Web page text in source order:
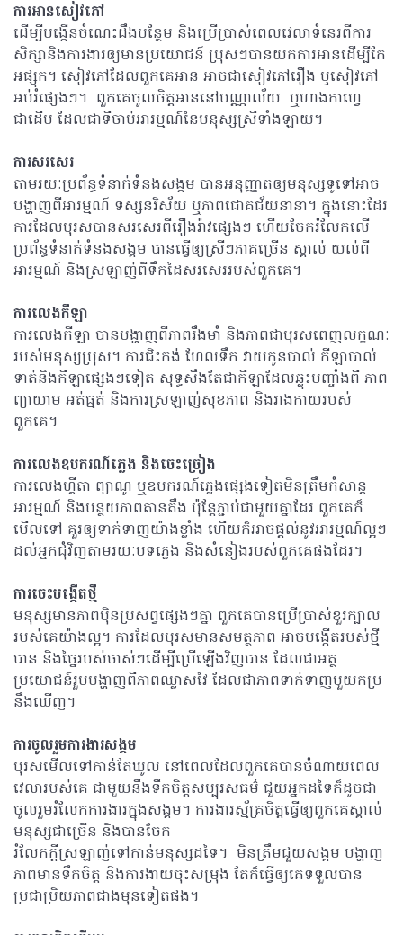
ការអានសៀវភៅ
ដើម្បីបង្កើនចំណេះដឹងបន្ថែម និងប្រើប្រាស់ពេលវេលាទំនេរពីការ
សិក្សានិងការងារឲ្យមានប្រយោជន៍ ប្រុសៗបានយកការអានដើម្បីកែ
អផ្សុក។ សៀវភៅដែលពួកគេអាន អាចជាសៀវភៅរឿង ឬសៀវភៅ
អប់រំផ្សេងៗ។ ពួកគេចូលចិត្តអាននៅបណ្ណាល័យ ឬហាងកាហ្វេ
ជាដើម ដែលជាទីចាប់អារម្មណ៍នៃមនុស្សស្រីទាំងឡាយ។
ការសរសេរ
តាមរយៈប្រព័ន្ធទំនាក់ទំនងសង្គម បានអនុញ្ញាតឲ្យមនុស្សទូទៅអាច
បង្ហាញពីអារម្មណ៍ ទស្សនវិស័យ ឬភាពជោគជ័យនានា។ ក្នុងនោះដែរ
ការដែលបុរសបានសរសេរពីរឿងរ៉ាវផ្សេងៗ ហើយចែករំលែកលើ
ប្រព័ន្ធទំនាក់ទំនងសង្គម បានធ្វើឲ្យស្រីៗភាគច្រើន ស្គាល់ យល់ពី
អារម្មណ៍ និងស្រឡាញ់ពីទឹកដៃសរសេររបស់ពួកគេ។
ការលេងកីឡា
ការលេងកីឡា បានបង្ហាញពីភាពរឹងមាំ និងភាពជាបុរសពេញលក្ខណៈ
របស់មនុស្សប្រុស។ ការជិះកង់ ហែលទឹក វាយកូនបាល់ កីឡាបាល់
ទាត់និងកីឡាផ្សេងៗទៀត សុទ្ធសឹងតែជាកីឡាដែលឆ្លុះបញ្ចាំងពី ភាព
ព្យាយាម អត់ធ្មត់ និងការស្រឡាញ់សុខភាព និងរាងកាយរបស់
ពួកគេ។
ការលេងឧបករណ៍ភ្លេង និងចេះច្រៀង
ការលេងហ្គីតា ព្យាណូ ឬឧបករណ៍ភ្លេងផ្សេងទៀតមិនត្រឹមកំសាន្ត
អារម្មណ៍ និងបន្ថយភាពតានតឹង ប៉ុន្តែភ្ជាប់ជាមួយគ្នាដែរ ពួកគេក៏
មើលទៅ គួរឲ្យទាក់ទាញយ៉ាងខ្លាំង ហើយក៏អាចផ្តល់នូវអារម្មណ៍ល្អៗ
ដល់អ្នកជុំវិញតាមរយៈបទភ្លេង និងសំនៀងរបស់ពួកគេផងដែរ។
ការចេះបង្កើតថ្មី
មនុស្សមានភាពប៉ិនប្រសព្វផ្សេងៗគ្នា ពួកគេបានប្រើប្រាស់ខួរក្បាល
របស់គេយ៉ាងល្អ។ ការដែលបុរសមានសមត្ថភាព អាចបង្កើតរបស់ថ្មី
បាន និងច្នៃរបស់ចាស់ៗដើម្បីប្រើឡើងវិញបាន ដែលជាអត្ថ
ប្រយោជន៍រួមបង្ហាញពីភាពឈ្លាសវៃ ដែលជាភាពទាក់ទាញមួយកម្រ
នឹងឃើញ។
ការចូលរួមការងារសង្គម
បុរសមើលទៅកាន់តែឃូល នៅពេលដែលពួកគេបានចំណាយពេល
វេលារបស់គេ ជាមួយនឹងទឹកចិត្តសប្បុរសធម៌ ជួយអ្នកដទៃក៏ដូចជា
ចូលរួមរំលែកការងារក្នុងសង្គម។ ការងារស្ម័គ្រចិត្តធ្វើឲ្យពួកគេស្គាល់
មនុស្សជាច្រើន និងបានចែក
រំលែកក្តីស្រឡាញ់ទៅកាន់មនុស្សដទៃ។ មិនត្រឹមជួយសង្គម បង្ហាញ
ភាពមានទឹកចិត្ត និងការងាយចុះសម្រុង តែក៏ធ្វើឲ្យគេទទួលបាន
ប្រជាប្រិយភាពជាងមុនទៀតផង។